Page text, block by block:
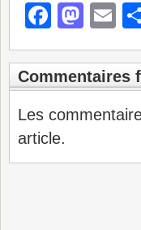
Commentaires
Les
article.